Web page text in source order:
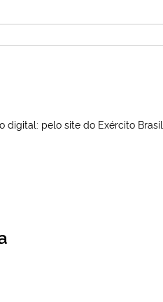
pelo site do Exército